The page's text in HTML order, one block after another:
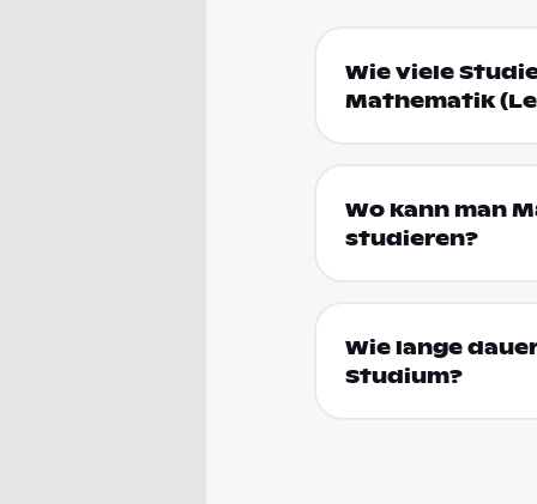
Wie viele
Mathematik
Wo kann man
studieren?
Wie lange
Studium?